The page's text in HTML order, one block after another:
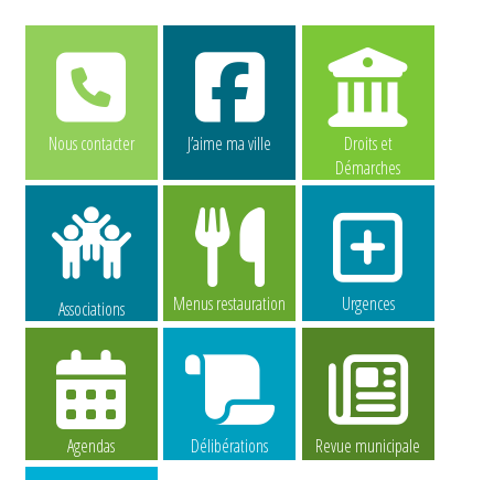
Nous contacter J’aime ma ville
Droits et
Démarches
Associations Menus restauration Urgences
Agendas Délibérations Revue municipale